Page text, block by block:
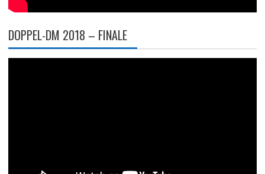
DOPPEL-DM 2018 – FINALE